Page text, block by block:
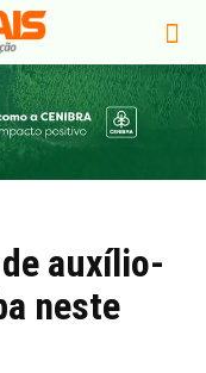
auxílio-
neste